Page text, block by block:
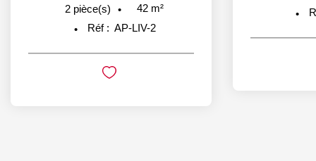
2 pièce(s) 42 m²
Réf : AP-LIV-2